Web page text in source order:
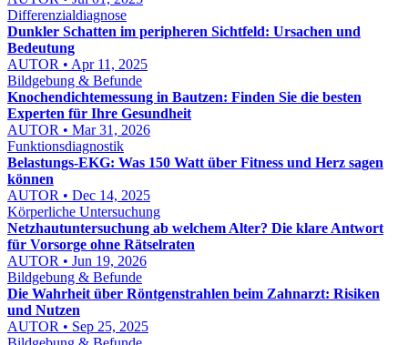
Differenzialdiagnose
Dunkler Schatten im peripheren Sichtfeld: Ursachen und
Bedeutung
AUTOR • Apr 11, 2025
Bildgebung & Befunde
Knochendichtemessung in Bautzen: Finden Sie die besten
Experten für Ihre Gesundheit
AUTOR • Mar 31, 2026
Funktionsdiagnostik
Belastungs-EKG: Was 150 Watt über Fitness und Herz sagen
können
AUTOR • Dec 14, 2025
Körperliche Untersuchung
Netzhautuntersuchung ab welchem Alter? Die klare Antwort
für Vorsorge ohne Rätselraten
AUTOR • Jun 19, 2026
Bildgebung & Befunde
Die Wahrheit über Röntgenstrahlen beim Zahnarzt: Risiken
und Nutzen
AUTOR • Sep 25, 2025